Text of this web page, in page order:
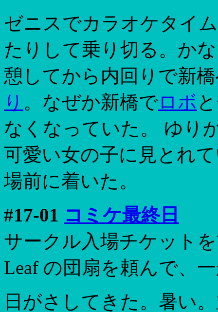
ゼニスでカラオケタイ
たりして乗り切る。か
憩してから内回りで新
り 。なぜか新橋でロボ
なくなっていた。 ゆり
可愛い女の子に見とれ
場前に着いた。
#17-01 コミケ最終日
サークル入場チケット
Leaf の団扇を頼んで、
日がさしてきた。暑い